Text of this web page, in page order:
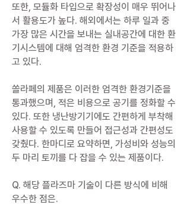
또한, 모듈화 타입으로 확장성이 매우 뛰어나
서 활용도가 높다. 해외에서는 하루 일과 중
가장 많은 시간을 보내는 실내공간에 대한 환
기시스템에 대해 엄격한 환경 기준을 적용하
고 있다.
쏠라페의 제품은 이러한 엄격한 환경기준을
통과했으며, 적은 비용으로 공기를 정화할 수
있다. 또한 냉난방기기에도 간편하게 부착해
사용할 수 있도록 만들어 접근성과 간편성도
갖췄다. 한마디로 요약하면, 가성비와 성능의
두 마리 토끼를 다 잡을 수 있는 제품이다.
Q. 해당 플라즈마 기술이 다른 방식에 비해
우수한 점은.